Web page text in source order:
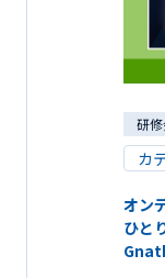
研
カ
オン
ひと